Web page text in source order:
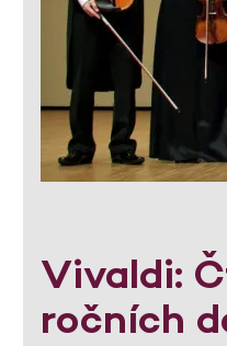
Vivaldi:
ročních